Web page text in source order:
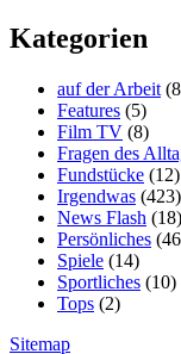
Kategorien
auf der Arbeit
Features (5)
Film TV (8)
Fragen des
Fundstücke (12)
Irgendwas (423)
News Flash (18)
Persönliches
Spiele (14)
Sportliches (10)
Tops (2)
Sitemap